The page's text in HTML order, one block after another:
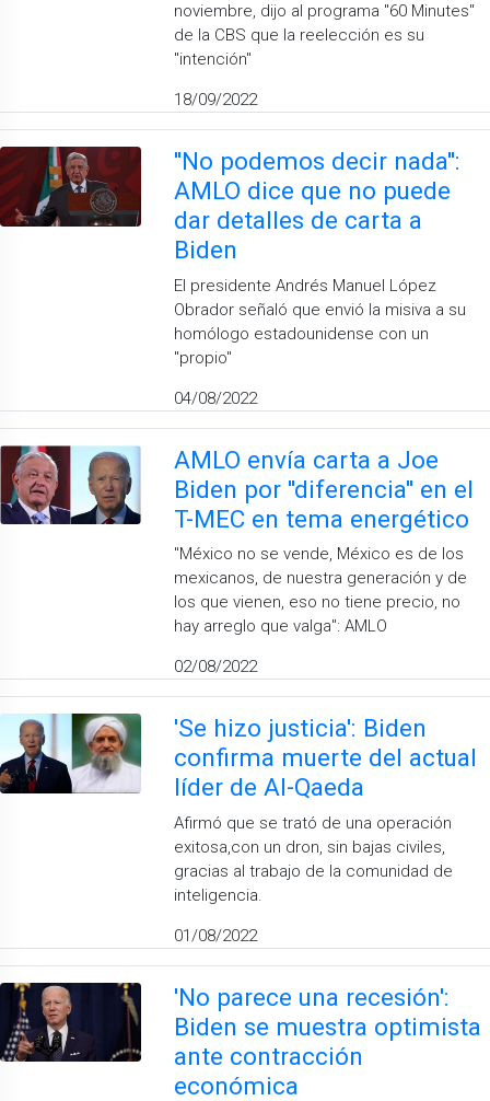
noviembre, dijo al programa ''60 Minutes''
de la CBS que la reelección es su
''intención''
18/09/2022
''No podemos decir nada'':
AMLO dice que no puede
dar detalles de carta a
Biden
El presidente Andrés Manuel López
Obrador señaló que envió la misiva a su
homólogo estadounidense con un
''propio''
04/08/2022
AMLO envía carta a Joe
Biden por ''diferencia'' en el
T-MEC en tema energético
''México no se vende, México es de los
mexicanos, de nuestra generación y de
los que vienen, eso no tiene precio, no
hay arreglo que valga'': AMLO
02/08/2022
'Se hizo justicia': Biden
confirma muerte del actual
líder de Al-Qaeda
Afirmó que se trató de una operación
exitosa,con un dron, sin bajas civiles,
gracias al trabajo de la comunidad de
inteligencia.
01/08/2022
'No parece una recesión':
Biden se muestra optimista
ante contracción
económica